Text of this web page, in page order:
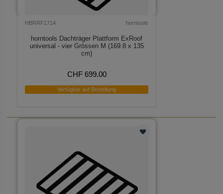
HBRRF1714 horntools
horntools Dachträger Plattform ExRoof
universal - vier Grössen M (169.8 x 135
cm)
CHF 699.00
Verfügbar auf Bestellung